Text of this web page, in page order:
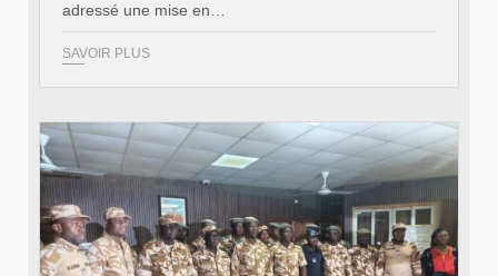
adressé une mise en…
SAVOIR PLUS